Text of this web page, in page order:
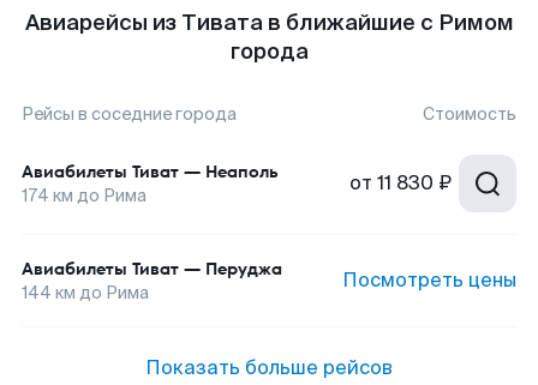
Авиарейсы из Тивата в ближайшие с Римом
города
Рейсы в соседние города Стоимость
Авиабилеты Тиват — Неаполь
174 км до Рима от 11 830 ₽
Авиабилеты Тиват — Перуджа
144 км до Рима Посмотреть цены
Показать больше рейсов